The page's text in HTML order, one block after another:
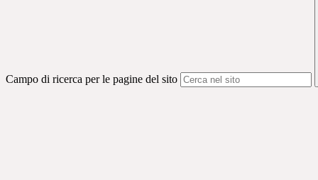
Campo di ricerca per le pagine del sito